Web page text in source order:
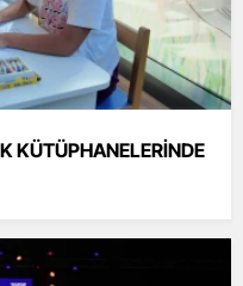
KÜTÜPHANELERİNDE